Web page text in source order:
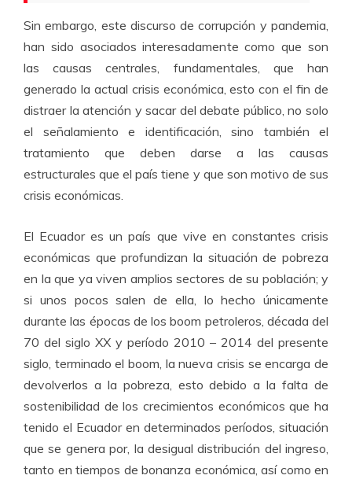
Sin embargo, este discurso de corrupción y pandemia,
han sido asociados interesadamente como que son
las causas centrales, fundamentales, que han
generado la actual crisis económica, esto con el fin de
distraer la atención y sacar del debate público, no solo
el señalamiento e identificación, sino también el
tratamiento que deben darse a las causas
estructurales que el país tiene y que son motivo de sus
crisis económicas.
El Ecuador es un país que vive en constantes crisis
económicas que profundizan la situación de pobreza
en la que ya viven amplios sectores de su población; y
si unos pocos salen de ella, lo hecho únicamente
durante las épocas de los boom petroleros, década del
70 del siglo XX y período 2010 – 2014 del presente
siglo, terminado el boom, la nueva crisis se encarga de
devolverlos a la pobreza, esto debido a la falta de
sostenibilidad de los crecimientos económicos que ha
tenido el Ecuador en determinados períodos, situación
que se genera por, la desigual distribución del ingreso,
tanto en tiempos de bonanza económica, así como en